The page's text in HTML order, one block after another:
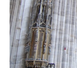
Gruppen
Sakramente